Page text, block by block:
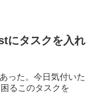
にタスクを入れ
った。今日気付いた
るこのタスクを